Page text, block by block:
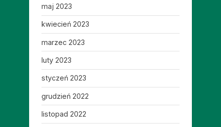
maj 2023
kwiecień 2023
marzec 2023
luty 2023
styczeń 2023
grudzień 2022
listopad 2022